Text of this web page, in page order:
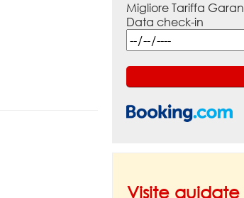
Migliore Tariffa
Data check-in
Visite